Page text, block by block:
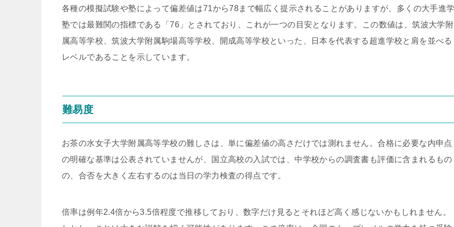
各種の模擬試験や塾によって偏差値は71から78まで幅広く提示されることがありますが、多くの大手進
塾では最難関の指標である「76」とされており、これが一つの目安となります。この数値は、筑波大学附
属高等学校、筑波大学附属駒場高等学校、開成高等学校といった、日本を代表する超進学校と肩を並べる
レベルであることを示しています。
難易度
お茶の水女子大学附属高等学校の難しさは、単に偏差値の高さだけでは測れません。合格に必要な内申点
の明確な基準は公表されていませんが、国立高校の入試では、中学校からの調査書も評価に含まれるもの
の、合否を大きく左右するのは当日の学力検査の得点です。
倍率は例年2.4倍から3.5倍程度で推移しており、数字だけ見るとそれほど高く感じないかもしれません。